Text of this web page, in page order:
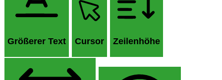
Größerer Text Cursor Zeilenhöhe